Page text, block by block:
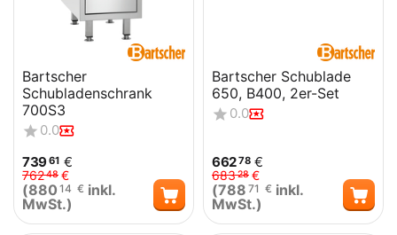
Bartscher
Schubladenschrank
700S3
0.0
73961 €
76248 €
(880 14 € inkl.
MwSt.)
Bartscher Schublade
650, B400, 2er-Set
0.0
66278 €
68328 €
(788 71 € inkl.
MwSt.)